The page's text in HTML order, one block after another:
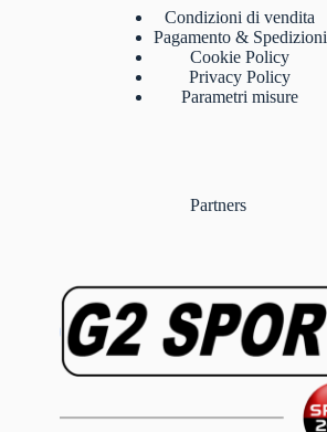
Condizioni di vendita
Pagamento & Spedizioni
Cookie Policy
Privacy Policy
Parametri misure
Partners